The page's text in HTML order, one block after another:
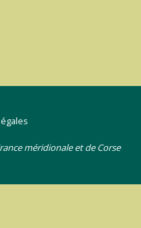
méridionale et de Corse